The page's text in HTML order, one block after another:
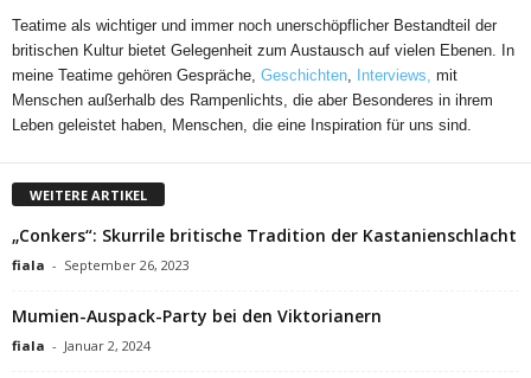
Teatime als wichtiger und immer noch unerschöpflicher Bestandteil der
britischen Kultur bietet Gelegenheit zum Austausch auf vielen Ebenen. In
meine Teatime gehören Gespräche, Geschichten Interviews, mit
Menschen außerhalb des Rampenlichts, die aber Besonderes in ihrem
Leben geleistet haben, Menschen, die eine Inspiration für uns sind.
WEITERE ARTIKEL
„Conkers“: Skurrile britische Tradition der Kastanienschlacht
fiala - September 26, 2023
Mumien-Auspack-Party bei den Viktorianern
fiala - Januar 2, 2024